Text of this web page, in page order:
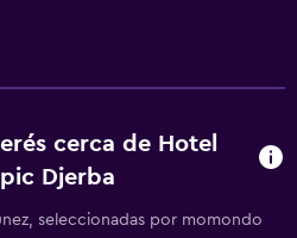
cerca de Hotel
Djerba
seleccionadas por momondo